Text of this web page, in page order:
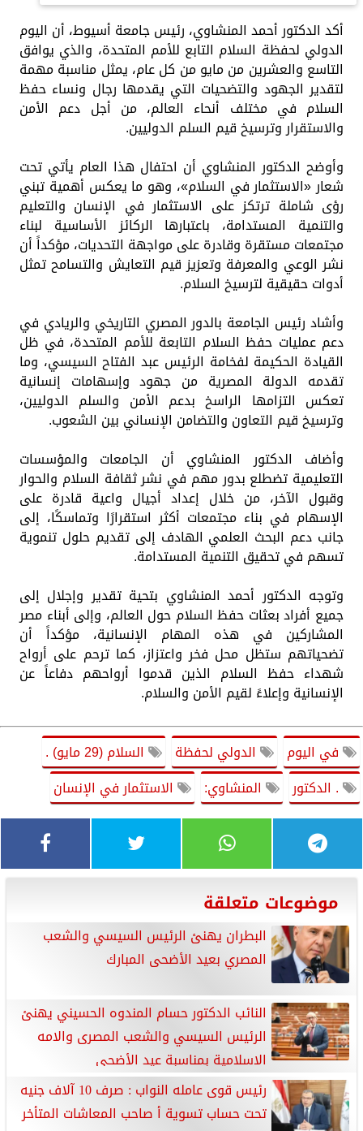
أكد الدكتور أحمد المنشاوي، رئيس جامعة أسيوط، أن اليوم
الدولي لحفظة السلام التابع للأمم المتحدة، والذي يوافق
التاسع والعشرين من مايو من كل عام، يمثل مناسبة مهمة
لتقدير الجهود والتضحيات التي يقدمها رجال ونساء حفظ
السلام في مختلف أنحاء العالم، من أجل دعم الأمن
والاستقرار وترسيخ قيم السلم الدوليين.
وأوضح الدكتور المنشاوي أن احتفال هذا العام يأتي تحت
شعار «الاستثمار في السلام»، وهو ما يعكس أهمية تبني
رؤى شاملة ترتكز على الاستثمار في الإنسان والتعليم
والتنمية المستدامة، باعتبارها الركائز الأساسية لبناء
مجتمعات مستقرة وقادرة على مواجهة التحديات، مؤكداً أن
نشر الوعي والمعرفة وتعزيز قيم التعايش والتسامح تمثل
أدوات حقيقية لترسيخ السلام.
وأشاد رئيس الجامعة بالدور المصري التاريخي والريادي في
دعم عمليات حفظ السلام التابعة للأمم المتحدة، في ظل
القيادة الحكيمة لفخامة الرئيس عبد الفتاح السيسي، وما
تقدمه الدولة المصرية من جهود وإسهامات إنسانية
تعكس التزامها الراسخ بدعم الأمن والسلم الدوليين،
وترسيخ قيم التعاون والتضامن الإنساني بين الشعوب.
وأضاف الدكتور المنشاوي أن الجامعات والمؤسسات
التعليمية تضطلع بدور مهم في نشر ثقافة السلام والحوار
وقبول الآخر، من خلال إعداد أجيال واعية قادرة على
الإسهام في بناء مجتمعات أكثر استقرارًا وتماسكًا، إلى
جانب دعم البحث العلمي الهادف إلى تقديم حلول تنموية
تسهم في تحقيق التنمية المستدامة.
وتوجه الدكتور أحمد المنشاوي بتحية تقدير وإجلال إلى
جميع أفراد بعثات حفظ السلام حول العالم، وإلى أبناء مصر
المشاركين في هذه المهام الإنسانية، مؤكداً أن
تضحياتهم ستظل محل فخر واعتزاز، كما ترحم على أرواح
شهداء حفظ السلام الذين قدموا أرواحهم دفاعاً عن
الإنسانية وإعلاءً لقيم الأمن والسلام.
في اليوم الدولي لحفظة
السلام (29 مايو) .
. الدكتور
المنشاوي: الاستثمار في الإنسان
موضوعات متعلقة
البطران يهنئ الرئيس السيسي والشعب
المصري بعيد الأضحى المبارك
النائب الدكتور حسام المندوه الحسيني يهنئ
الرئيس السيسي والشعب المصرى والامه
الإسلامية بمناسبة عيد الأضحى
رئيس قوى عامله النواب : صرف 10 آلاف جنيه
تحت حساب تسوية أ صاحب المعاشات المتأخر